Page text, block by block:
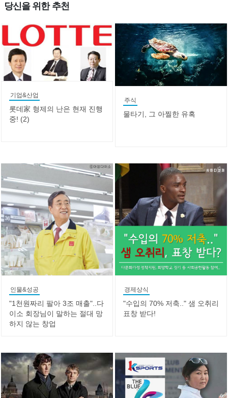
당신을 위한 추천
기업&산업
롯데家 형제의 난은 현재 진행
중! (2)
주식
물타기, 그 아찔한 유혹
인물&성공
"1천원짜리 팔아 3조 매출"..다
이소 회장님이 말하는 절대 망
하지 않는 창업
경제상식
"수입의 70% 저축.." 샘 오취리
표창 받다!